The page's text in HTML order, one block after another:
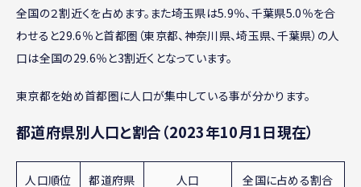
全国の２割近くを占めます。また埼玉県は5.9％、千葉県5.0％を合
わせると29.6％と首都圏（東京都、神奈川県、埼玉県、千葉県）の人
口は全国の29.6％と3割近くとなっています。
東京都を始め首都圏に人口が集中している事が分かります。
都道府県別人口と割合（2023年10月1日現在）
人口順位 都道府県 人口 全国に占める割合